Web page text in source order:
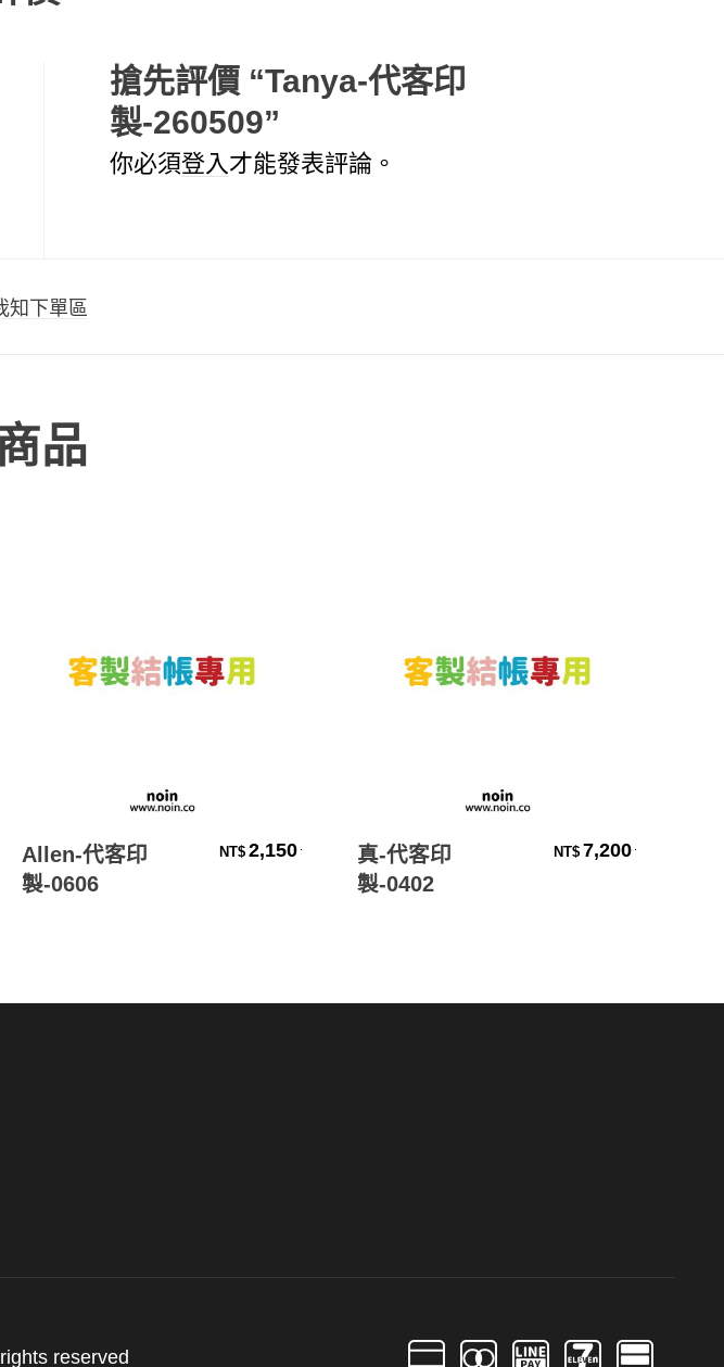
搶先評價 “Tanya-代客印
製-260509”
你必須登入才能發表評論。
知下單區
品
Allen-代客印
製-0606
NT$ 2,150
真-代客印
製-0402
NT$ 7,200
reserved